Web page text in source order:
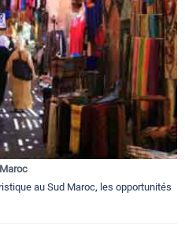
au Sud Maroc, les opportunités